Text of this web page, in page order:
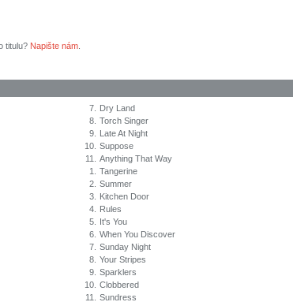
titulu? Napište nám
7.
Dry Land
8. Torch Singer
9.
Late At Night
10. Suppose
11.
Anything That Way
1.
Tangerine
2. Summer
3.
Kitchen Door
4.
Rules
5.
It's You
6. When You Discover
7. Sunday Night
8. Your Stripes
9. Sparklers
10. Clobbered
11.
Sundress